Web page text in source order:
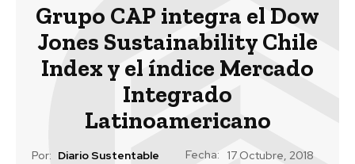
Grupo CAP integra el Dow
Jones Sustainability Chile
Index y el índice Mercado
Integrado
Latinoamericano
Por: Diario Sustentable Fecha: 17 Octubre, 2018